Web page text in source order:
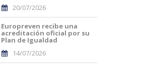
20/07/2026
Europreven recibe una
acreditación oficial por su
Plan de Igualdad
14/07/2026